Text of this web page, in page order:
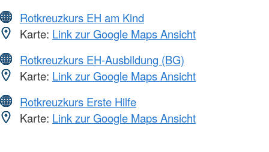
Rotkreuzkurs EH am Kind
Karte: Link zur Google Maps Ansicht
Rotkreuzkurs EH-Ausbildung (BG)
Karte: Link zur Google Maps Ansicht
Rotkreuzkurs Erste Hilfe
Karte: Link zur Google Maps Ansicht